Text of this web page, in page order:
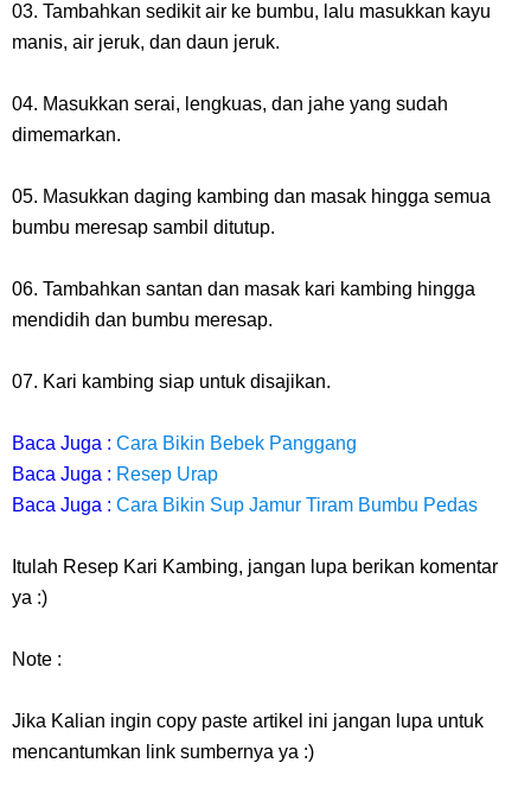
03. Tambahkan sedikit air ke bumbu, lalu masukkan kayu
manis, air jeruk, dan daun jeruk.
04. Masukkan serai, lengkuas, dan jahe yang sudah
dimemarkan.
05. Masukkan daging kambing dan masak hingga semua
bumbu meresap sambil ditutup.
06. Tambahkan santan dan masak kari kambing hingga
mendidih dan bumbu meresap.
07. Kari kambing siap untuk disajikan.
Baca Juga : Cara Bikin Bebek Panggang
Baca Juga : Resep Urap
Baca Juga : Cara Bikin Sup Jamur Tiram Bumbu Pedas
Itulah Resep Kari Kambing, jangan lupa berikan komentar
ya :)
Note :
Jika Kalian ingin copy paste artikel ini jangan lupa untuk
mencantumkan link sumbernya ya :)